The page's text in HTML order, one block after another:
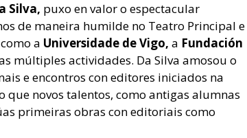
Silva, puxo en valor o espectacular
de maneira humilde no Teatro Principal e
a Universidade de Vigo, a Fundación
múltiples actividades. Da Silva amosou o
e encontros con editores iniciados na
novos talentos, como antigas alumnas
primeiras obras con editoriais como